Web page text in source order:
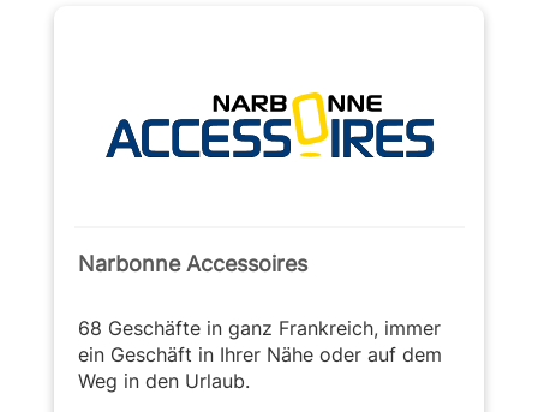
Narbonne Accessoires
68 Geschäfte in ganz Frankreich, immer
ein Geschäft in Ihrer Nähe oder auf dem
Weg in den Urlaub.